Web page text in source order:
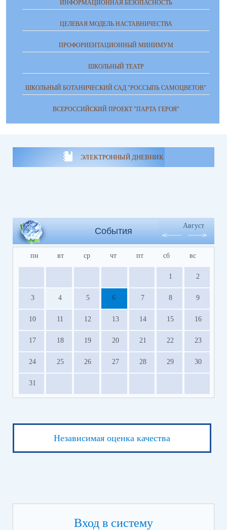
ИНФОРМАЦИОННАЯ БЕЗОПАСНОСТЬ
ЦЕЛЕВАЯ МОДЕЛЬ НАСТАВНИЧЕСТВА
ПРОФОРИЕНТАЦИОННЫЙ МИНИМУМ
ШКОЛЬНЫЙ ТЕАТР
ШКОЛЬНЫЙ БОТАНИЧЕСКИЙ САД "РОССЫПЬ САМОЦВЕТОВ"
ВСЕРОССИЙСКИЙ ПРОЕКТ "ПАРТА ГЕРОЯ"
ЭЛЕКТРОННЫЙ ДНЕВНИК
События
Август
пн вт ср чт пт сб вс
1 2
3 4 5 6 7 8 9
10 11 12 13 14 15 16
17 18 19 20 21 22 23
24 25 26 27 28 29 30
31
Независимая оценка качества
Вход в систему